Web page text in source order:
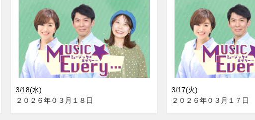
3/18(水)
２０２６年０３月１８日
3/17(火)
２０２６年０３月１７日